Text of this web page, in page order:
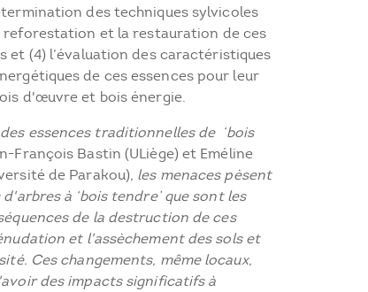
des techniques sylvicoles
et la restauration de ces
et (4) l’évaluation des caractéristiques
de ces essences pour leur
d'œuvre et bois énergie.
essences traditionnelles de ‘bois
François Bastin (ULiège) et Eméline
de Parakou), les menaces pèsent
à ‘bois tendre’ que sont les
de la destruction de ces
et l'assèchement des sols et
Ces changements, même locaux,
des impacts significatifs à